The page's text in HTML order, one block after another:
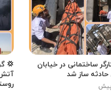
ساختمانی در خیابان
حادثه ساز شد
💢